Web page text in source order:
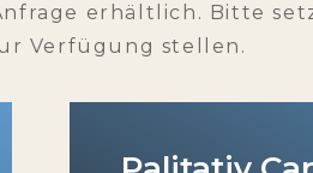
erhältlich. Bitte
Verfügung stellen.